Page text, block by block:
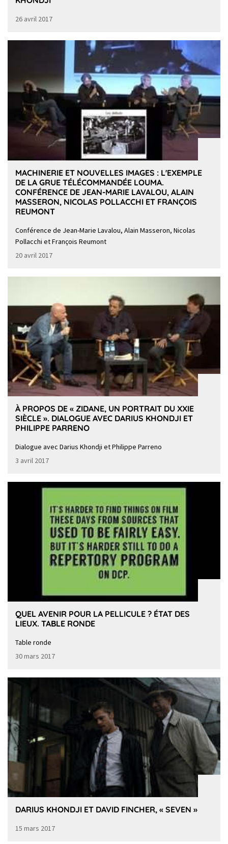
26 avril 2017
MACHINERIE ET NOUVELLES IMAGES : L'EXEMPLE
DE LA GRUE TÉLÉCOMMANDÉE LOUMA.
CONFÉRENCE DE JEAN-MARIE LAVALOU, ALAIN
MASSERON, NICOLAS POLLACCHI ET FRANÇOIS
REUMONT
Conférence de Jean-Marie Lavalou, Alain Masseron, Nicolas
Pollacchi et François Reumont
20 avril 2017
À PROPOS DE « ZIDANE, UN PORTRAIT DU XXIE
SIÈCLE ». DIALOGUE AVEC DARIUS KHONDJI ET
PHILIPPE PARRENO
Dialogue avec Darius Khondji et Philippe Parreno
3 avril 2017
QUEL AVENIR POUR LA PELLICULE ? ÉTAT DES
LIEUX. TABLE RONDE
Table ronde
30 mars 2017
DARIUS KHONDJI ET DAVID FINCHER, « SEVEN »
15 mars 2017